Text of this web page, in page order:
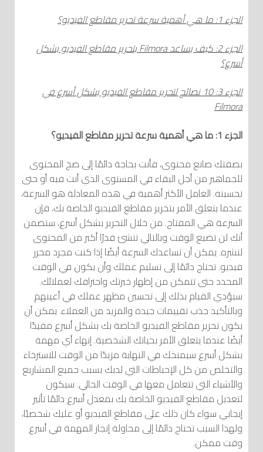
الجزء 1: ما هي أهمية سرعة تحرير مقاطع الفيديو؟
الجزء 2: كيف يساعد
Filmora
بتحرير مقاطع الفيديو بشكل
أسرع؟
الجزء 3: 10 نصائح لتحرير مقاطع الفيديو بشكل أسرع في
Filmora
الجزء 1: ما هي أهمية سرعة تحرير مقاطع الفيديو؟
بصفتك صانع محتوى، فأنت بحاجة دائمًا إلى ضخ المحتوى
للجماهير من أجل البقاء في المستوى الذي أنت فيه أو حتى
تحسينه. العامل الأكثر أهمية في هذه المعادلة هو السرعة،
عندما يتعلق الأمر بتحرير مقاطع الفيديو الخاصة بك، فإن
السرعة هي المفتاح. من خلال التحرير بشكل أسرع، ستضمن
أنك لن تضيع الوقت وبالتالي تنشئ قدرًا أكبر من المحتوى
لنشره. يمكن أن تساعدك السرعة أيضًا إذا كنت مجرد محرر
فيديو. تحتاج دائمًا إلى تسليم عملك وأن يكون في الوقت
المحدد حتى تتمكن من إظهار خبرتك واحترافك لعملائك.
سيؤدي القيام بذلك إلى تحسين مظهر عملك في أعينهم
وبالتأكيد جذب تقييمات جيدة والمزيد من العملاء. يمكن أن
يكون تحرير مقاطع الفيديو الخاصة بك بشكل أسرع مفيدًا
أيضًا عندما يتعلق الأمر بحياتك الشخصية. إنهاء أي مهمة
بشكل أسرع سيمنحك في النهاية مزيدًا من الوقت للاسترخاء
والتخلص من كل الإحباطات التي لديك بسبب جميع المشاريع
والأشياء التي تتعامل معها في الوقت الحالي. سيكون
لتعديل مقاطع الفيديو الخاصة بك بمعدل أسرع دائمًا تأثير
إيجابي سواء كان ذلك على مقاطع الفيديو أو عليك شخصيًا،
ولهذا السبب تحتاج دائمًا إلى محاولة إنجاز المهمة في أسرع
وقت ممكن.